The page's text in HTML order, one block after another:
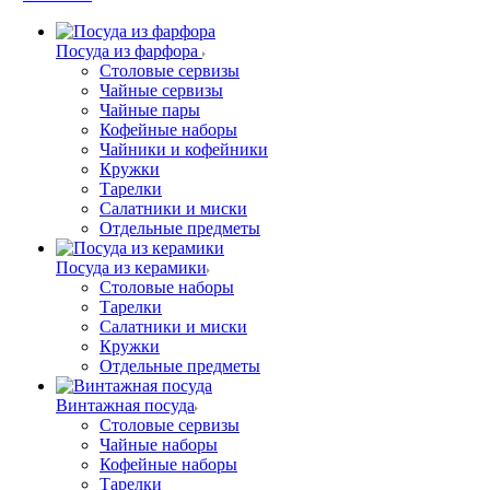
Посуда из фарфора
Столовые сервизы
Чайные сервизы
Чайные пары
Кофейные наборы
Чайники и кофейники
Кружки
Тарелки
Салатники и миски
Отдельные предметы
Посуда из керамики
Столовые наборы
Тарелки
Салатники и миски
Кружки
Отдельные предметы
Винтажная посуда
Столовые сервизы
Чайные наборы
Кофейные наборы
Тарелки